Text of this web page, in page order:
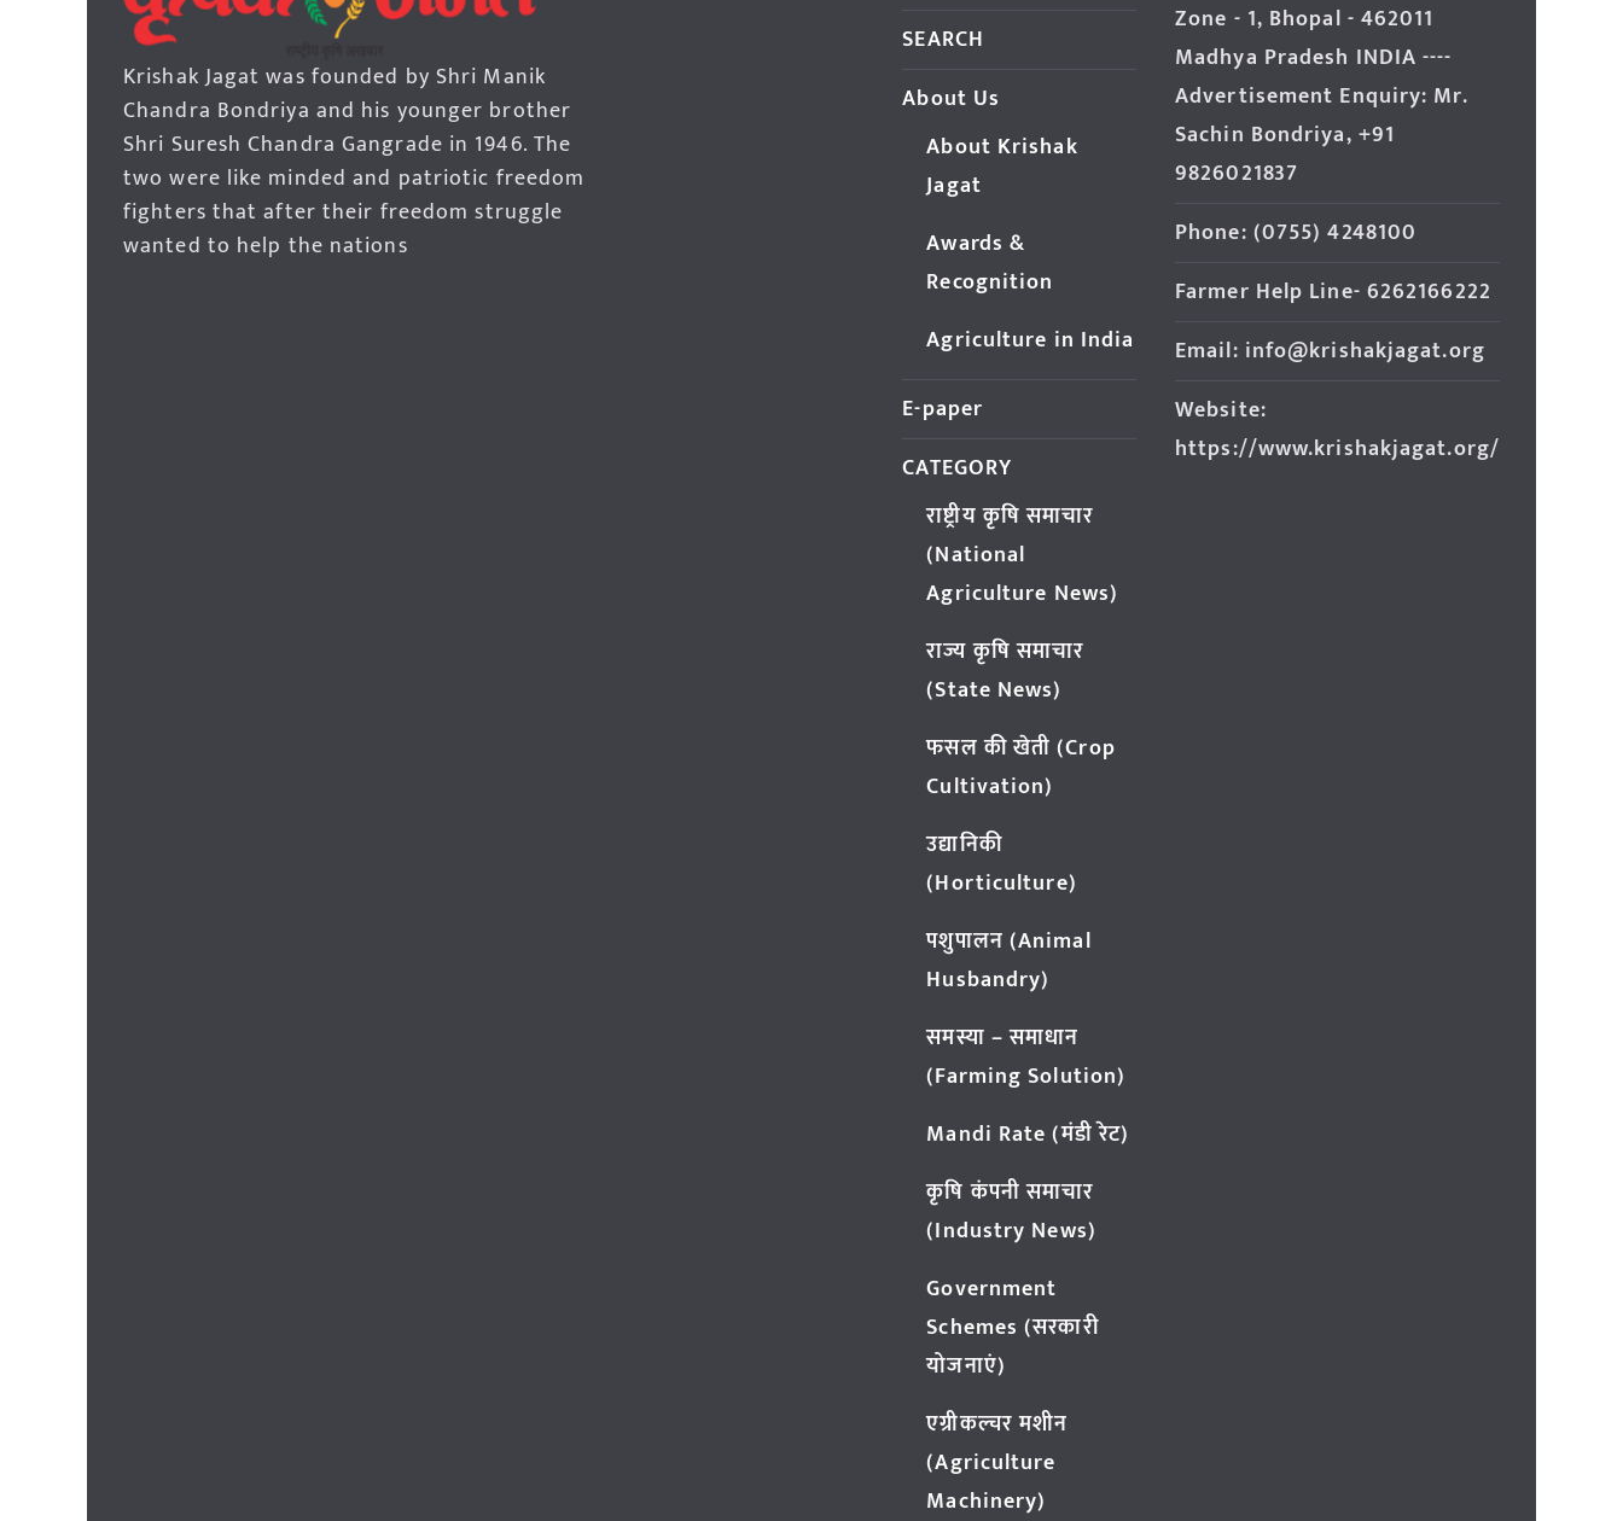
Krishak Jagat was founded by Shri Manik
Chandra Bondriya and his younger brother
Shri Suresh Chandra Gangrade in 1946. The
two were like minded and patriotic freedom
fighters that after their freedom struggle
wanted to help the nations
SEARCH
About Us
About Krishak
Jagat
Awards &
Recognition
Agriculture in India
E-paper
CATEGORY
राष्ट्रीय कृषि समाचार
(National
Agriculture News)
राज्य कृषि समाचार
(State News)
फसल की खेती (Crop
Cultivation)
उद्यानिकी
(Horticulture)
पशुपालन (Animal
Husbandry)
समस्या – समाधान
(Farming Solution)
Mandi Rate (मंडी रेट)
कृषि कंपनी समाचार
(Industry News)
Government
Schemes (सरकारी
योजनाएं)
एग्रीकल्चर मशीन
(Agriculture
Machinery)
Zone - 1, Bhopal - 462011
Madhya Pradesh INDIA ----
Advertisement Enquiry: Mr.
Sachin Bondriya, +91
9826021837
Phone: (0755) 4248100
Farmer Help Line- 6262166222
Email: info@krishakjagat.org
Website:
https://www.krishakjagat.org/